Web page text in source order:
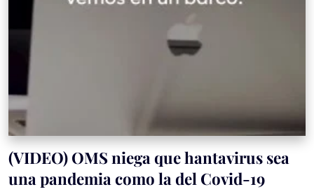
(VIDEO) OMS niega que hantavirus sea
una pandemia como la del Covid-19